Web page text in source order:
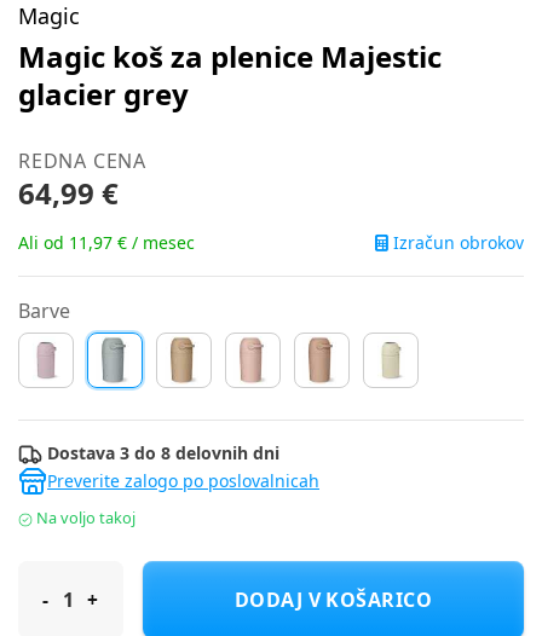
Magic
Magic koš za plenice Majestic
glacier grey
REDNA CENA
64,99 €
Ali od 11,97 € / mesec Izračun obrokov
Barve
Dostava 3 do 8 delovnih dni
Preverite zalogo po poslovalnicah
Na voljo takoj
Magic koš za plenice Majestic glacier grey
DODAJ V KOŠARICO